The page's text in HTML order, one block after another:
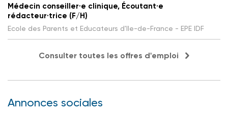
Médecin conseiller·e clinique, Écoutant·e
rédacteur·trice (F/H)
Ecole des Parents et Educateurs d'Ile-de-France - EPE IDF
Consulter toutes les offres d'emploi
Annonces sociales